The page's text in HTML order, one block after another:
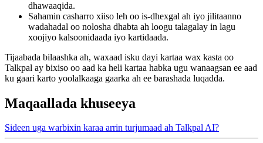
dhawaaqida.
Sahamin casharro xiiso leh oo is-dhexgal ah iyo jilitaanno
wadahadal oo nolosha dhabta ah loogu talagalay in lagu
xoojiyo kalsoonidaada iyo kartidaada.
Tijaabada bilaashka ah, waxaad isku dayi kartaa wax kasta oo
Talkpal ay bixiso oo aad ka heli kartaa habka ugu wanaagsan ee aad
ku gaari karto yoolalkaaga gaarka ah ee barashada luqadda.
Maqaallada khuseeya
Sideen uga warbixin karaa arrin turjumaad ah Talkpal AI?